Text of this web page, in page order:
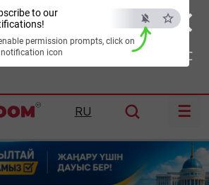
×
ESC
to our
permission prompts, click on
icon
Алматы: Шымкент:37°C
RU ☰